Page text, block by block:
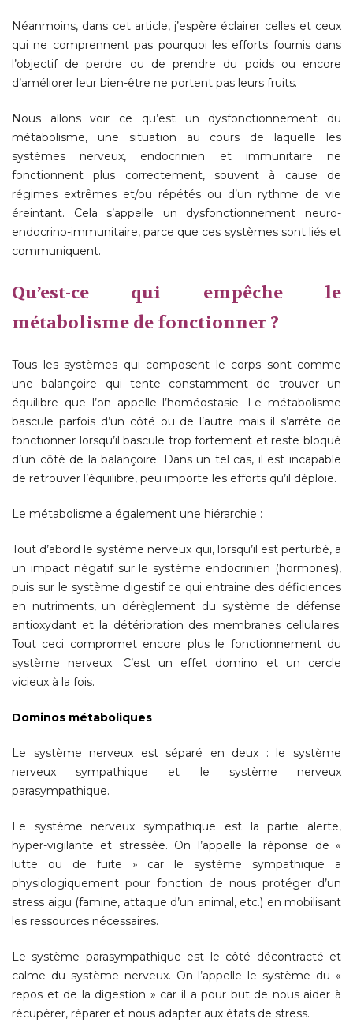
Néanmoins, dans cet article, j’espère éclairer celles et ceux
qui ne comprennent pas pourquoi les efforts fournis dans
l’objectif de perdre ou de prendre du poids ou encore
d’améliorer leur bien-être ne portent pas leurs fruits.
Nous allons voir ce qu’est un dysfonctionnement du
métabolisme, une situation au cours de laquelle les
systèmes nerveux, endocrinien et immunitaire ne
fonctionnent plus correctement, souvent à cause de
régimes extrêmes et/ou répétés ou d’un rythme de vie
éreintant. Cela s’appelle un dysfonctionnement neuro-
endocrino-immunitaire, parce que ces systèmes sont liés et
communiquent.
Qu’est-ce qui empêche le
métabolisme de fonctionner ?
Tous les systèmes qui composent le corps sont comme
une balançoire qui tente constamment de trouver un
équilibre que l’on appelle l’homéostasie. Le métabolisme
bascule parfois d’un côté ou de l’autre mais il s’arrête de
fonctionner lorsqu’il bascule trop fortement et reste bloqué
d’un côté de la balançoire. Dans un tel cas, il est incapable
de retrouver l’équilibre, peu importe les efforts qu’il déploie.
Le métabolisme a également une hiérarchie :
Tout d’abord le système nerveux qui, lorsqu’il est perturbé, a
un impact négatif sur le système endocrinien (hormones),
puis sur le système digestif ce qui entraine des déficiences
en nutriments, un dérèglement du système de défense
antioxydant et la détérioration des membranes cellulaires.
Tout ceci compromet encore plus le fonctionnement du
système nerveux. C’est un effet domino et un cercle
vicieux à la fois.
Dominos métaboliques
Le système nerveux est séparé en deux : le système
nerveux sympathique et le système nerveux
parasympathique.
Le système nerveux sympathique est la partie alerte,
hyper-vigilante et stressée. On l’appelle la réponse de «
lutte ou de fuite » car le système sympathique a
physiologiquement pour fonction de nous protéger d’un
stress aigu (famine, attaque d’un animal, etc.) en mobilisant
les ressources nécessaires.
Le système parasympathique est le côté décontracté et
calme du système nerveux. On l’appelle le système du «
repos et de la digestion » car il a pour but de nous aider à
récupérer, réparer et nous adapter aux états de stress.